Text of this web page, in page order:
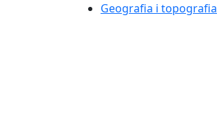
Geografia i topografia